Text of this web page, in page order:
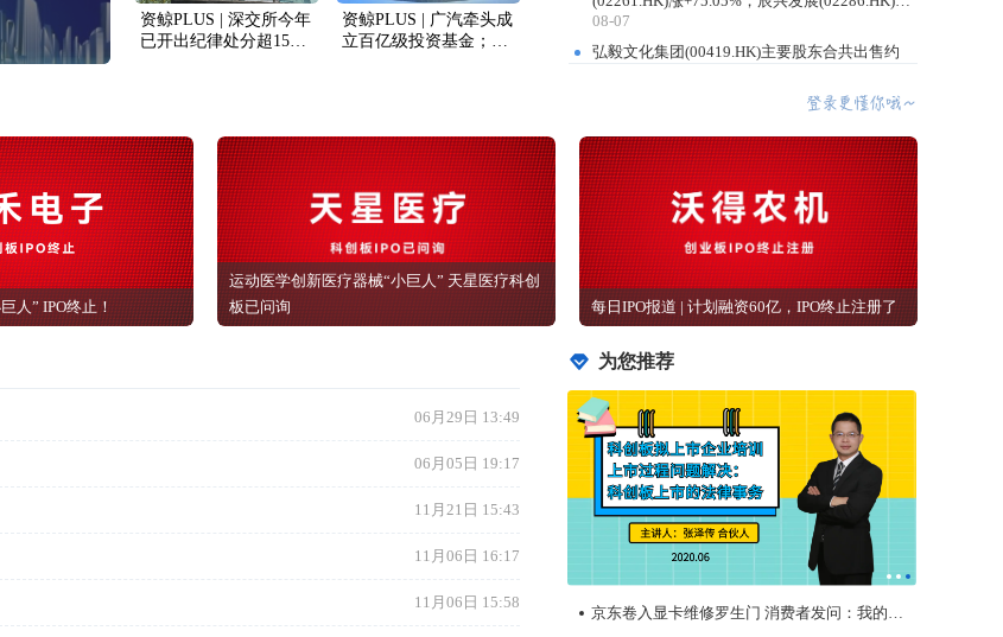
董秘俱乐部猎聘服务
资鲸PLUS | 深交所今年
已开出纪律处分超150
资鲸PLUS | 广汽牵头成
立百亿级投资基金；年
弘毅文化集团(00419.HK)主要股东合共出售约
2.02亿股 盘中涨超54%
08-07
前7个月中国出口机电产品11.12万亿元 同比增
08-07
前7个月中国货物贸易进出口总值30.13万亿元
同比增长17.3%
08-07
摩漾生物启动欧洲再生美学市场战略布局
08-07
双冠加冕！兆芯开胜KH‑50000荣获 2026 "金灵
光杯" 专题赛一等奖、总决赛金奖
08-07
【盈喜】CGII HLDGS(01940.HK)料中期税后纯
08-07
亿腾嘉和(06998.HK)GB268 Ib/II期临床试验完
成首例受试者给药
08-07
【IPO追踪】“人形机器人第一股”宇树科技即将
上市，DeepSeek出手！
08-07
【百强透视】股价狂飙！新吉奥房车
08-07
人” IPO终止！
运动医学创新医疗器械“小巨人” 天星医疗科创
板已问询
每日IPO报道 | 计划融资60亿，IPO终止注册了
06月29日 13:49
06月05日 19:17
11月21日 15:43
11月06日 16:17
11月06日 15:58
为您推荐
京东卷入显卡维修罗生门 消费者发问：我的显卡到底在哪？